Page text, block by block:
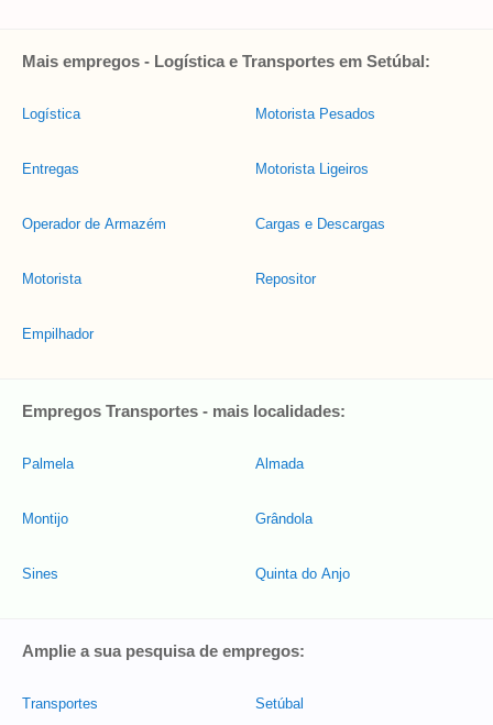
Mais empregos - Logística e Transportes em Setúbal:
Logística
Entregas
Operador de Armazém
Motorista
Empilhador
Motorista Pesados
Motorista Ligeiros
Cargas e Descargas
Repositor
Empregos Transportes - mais localidades:
Palmela
Montijo
Sines
Almada
Grândola
Quinta do Anjo
Amplie a sua pesquisa de empregos:
Transportes Setúbal